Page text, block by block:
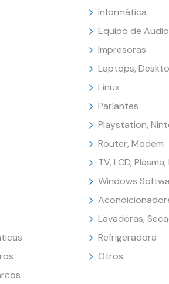
Informática
Equipo de
Impresoras
Laptops,
Linux
Parlantes
Playstation,
Router, Modem
TV, LCD,
Windows
Lavadoras,
Refrigeradora
Otros